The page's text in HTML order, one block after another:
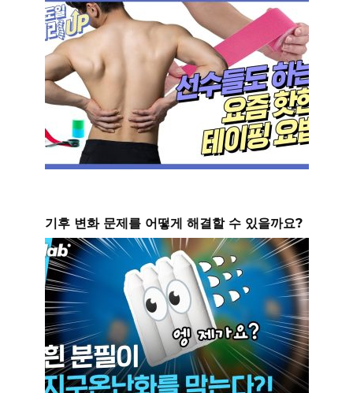
기후 변화 문제를 어떻게 해결할 수 있을까요?